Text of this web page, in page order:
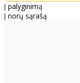
Į palyginimą
Į norų sąrašą